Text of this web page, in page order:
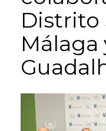
Distrito
Málaga